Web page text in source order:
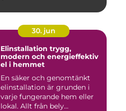
30. jun
Elinstallation trygg,
modern och energieffektiv
el i hemmet
En säker och genomtänkt
elinstallation är grunden i
varje fungerande hem eller
lokal. Allt från bely...